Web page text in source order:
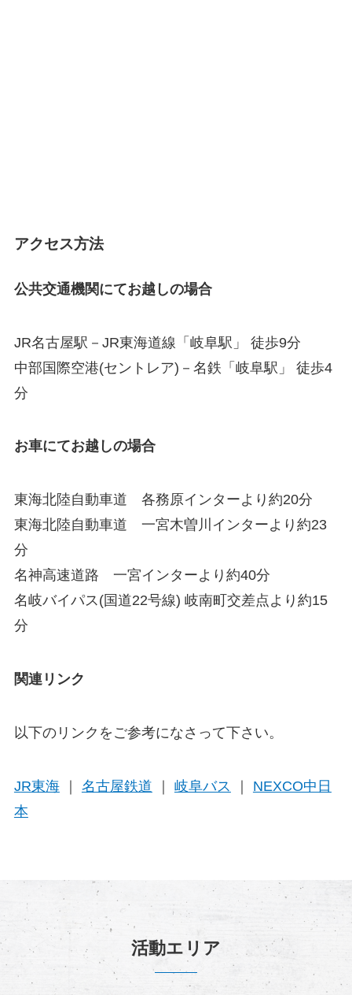
アクセス方法
公共交通機関にてお越しの場合
JR名古屋駅－JR東海道線「岐阜駅」 徒歩9分
中部国際空港(セントレア)－名鉄「岐阜駅」 徒歩4
分
お車にてお越しの場合
東海北陸自動車道 各務原インターより約20分
東海北陸自動車道 一宮木曽川インターより約23
分
名神高速道路 一宮インターより約40分
名岐バイパス(国道22号線) 岐南町交差点より約15
分
関連リンク
以下のリンクをご参考になさって下さい。
JR東海｜ 名古屋鉄道 ｜ 岐阜バス ｜ NEXCO中日
本
活動エリア